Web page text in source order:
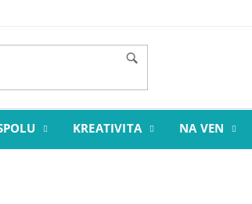
KREATIVITA NA VEN